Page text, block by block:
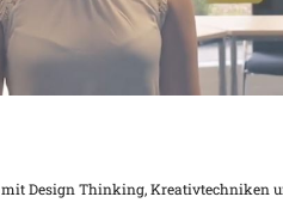
mit Design Thinking, Kreativtechniken